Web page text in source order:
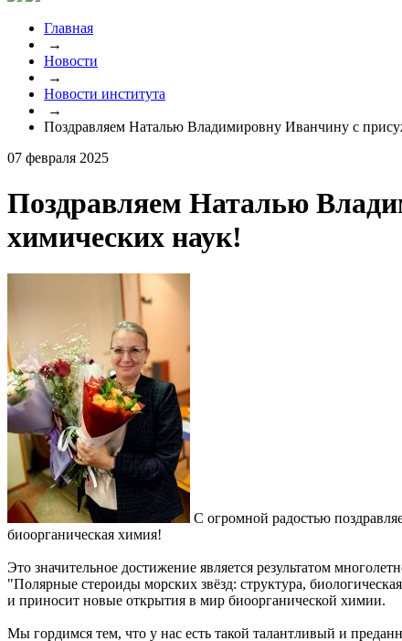
Главная
→
Новости
→
Новости института
→
Поздравляем Наталью Владимировну Иванчину с
07 февраля 2025
Поздравляем Наталью
химических наук!
С огромной радостью
биоорганическая химия!
Это значительное достижение является результатом
"Полярные стероиды морских звёзд: структура,
и приносит новые открытия в мир биоорганической химии.
Мы гордимся тем, что у нас есть такой талантливый и